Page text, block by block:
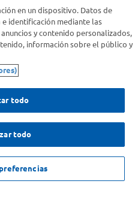
NO DISPONIBLE
en un dispositivo. Datos de
identificación mediante las
y contenido personalizados,
información sobre el público y
todo
todo